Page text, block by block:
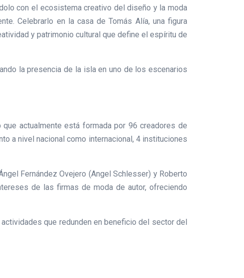
con el ecosistema creativo del diseño y la moda
Celebrarlo en la casa de Tomás Alía, una figura
y patrimonio cultural que define el espíritu de
la presencia de la isla en uno de los escenarios
actualmente está formada por 96 creadores de
a nivel nacional como internacional, 4 instituciones
Fernández Ovejero (Angel Schlesser) y Roberto
de las firmas de moda de autor, ofreciendo
que redunden en beneficio del sector del